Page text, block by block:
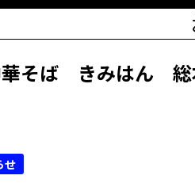
華そば きみはん
せ